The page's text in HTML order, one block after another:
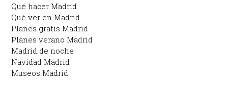
Qué hacer Madrid
Qué ver en Madrid
Planes gratis Madrid
Planes verano Madrid
Madrid de noche
Navidad Madrid
Museos Madrid